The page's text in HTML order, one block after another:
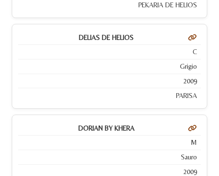
PEKARIA DE HELIOS
DELIAS DE HELIOS
C
Grigio
2009
PARISA
DORIAN BY KHERA
M
Sauro
2009